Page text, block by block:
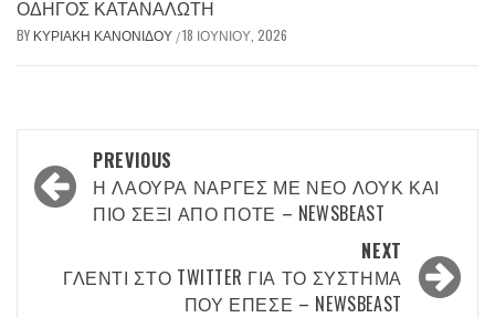
ΟΔΗΓΌΣ ΚΑΤΑΝΑΛΩΤΉ
BY ΚΥΡΙΑΚΉ ΚΑΝΟΝΊΔΟΥ /18 ΙΟΥΝΊΟΥ, 2026
Post
navigation
PREVIOUS
Η ΛΆΟΥΡΑ ΝΆΡΓΕΣ ΜΕ ΝΈΟ ΛΟΥΚ ΚΑΙ
ΠΙΟ ΣΈΞΙ ΑΠΌ ΠΟΤΈ – NEWSBEAST
NEXT
ΓΛΈΝΤΙ ΣΤΟ TWITTER ΓΙΑ ΤΟ ΣΎΣΤΗΜΑ
ΠΟΥ ΈΠΕΣΕ – NEWSBEAST